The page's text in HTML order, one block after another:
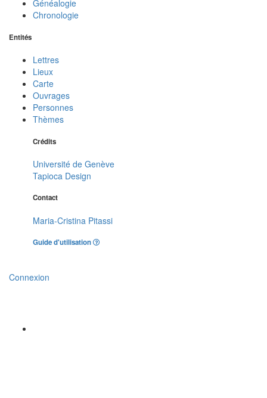
Généalogie
Chronologie
Entités
Lettres
Lieux
Carte
Ouvrages
Personnes
Thèmes
Crédits
Université de Genève
Tapioca Design
Contact
Maria-Cristina Pitassi
Guide d'utilisation
Connexion